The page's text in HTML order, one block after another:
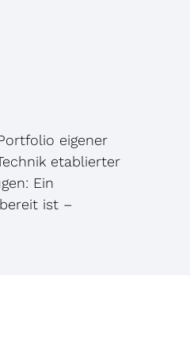
eigener
etablierter
Ein
ist –